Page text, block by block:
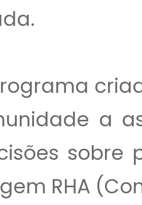
a
sobre
RHA